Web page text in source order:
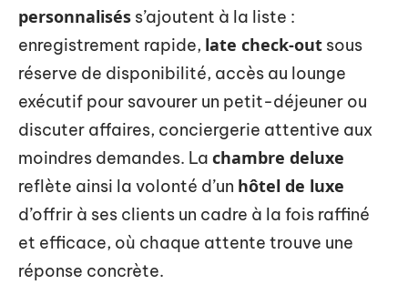
personnalisés s’ajoutent à la liste :
enregistrement rapide, late check-out sous
réserve de disponibilité, accès au lounge
exécutif pour savourer un petit-déjeuner ou
discuter affaires, conciergerie attentive aux
moindres demandes. La chambre deluxe
reflète ainsi la volonté d’un hôtel de luxe
d’offrir à ses clients un cadre à la fois raffiné
et efficace, où chaque attente trouve une
réponse concrète.